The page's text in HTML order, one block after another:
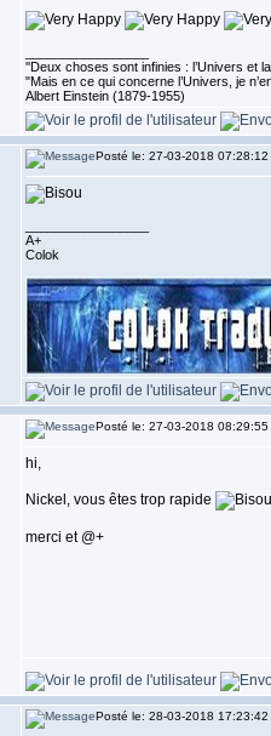
''Deux choses sont infinies : l’Univers et
"Mais en ce qui concerne l’Univers, je
Albert Einstein (1879-1955)
Posté le: 27-03-2018 07:28:12
A+
Colok
Posté le: 27-03-2018 08:29:55
hi,
Nickel, vous êtes trop rapide
merci et @+
Posté le: 28-03-2018 17:23:42